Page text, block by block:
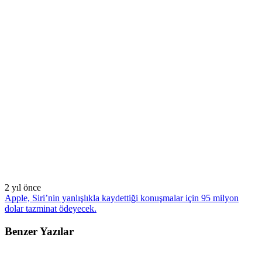
2 yıl önce
Apple, Siri’nin yanlışlıkla kaydettiği konuşmalar için 95 milyon
dolar tazminat ödeyecek.
Benzer Yazılar